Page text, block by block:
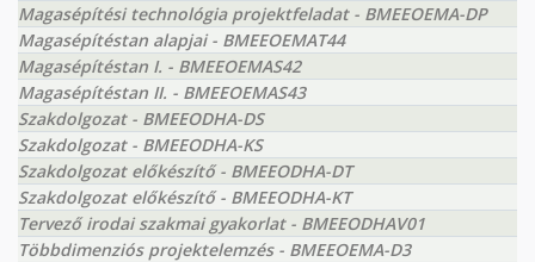
Magasépítési technológia projektfeladat - BMEEOEMA-DP
Magasépítéstan alapjai - BMEEOEMAT44
Magasépítéstan I. - BMEEOEMAS42
Magasépítéstan II. - BMEEOEMAS43
Szakdolgozat - BMEEODHA-DS
Szakdolgozat - BMEEODHA-KS
Szakdolgozat előkészítő - BMEEODHA-DT
Szakdolgozat előkészítő - BMEEODHA-KT
Tervező irodai szakmai gyakorlat - BMEEODHAV01
Többdimenziós projektelemzés - BMEEOEMA-D3